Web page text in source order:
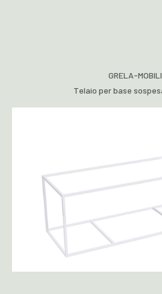
GRELA-MOBILI
Telaio per base
Ti interessa questo prodotto?